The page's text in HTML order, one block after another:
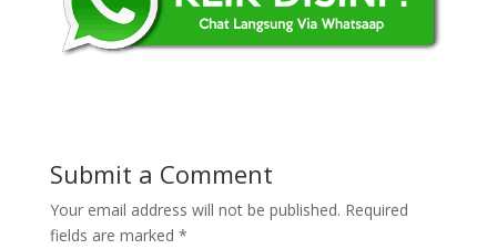
Submit a Comment
Your email address will not be published. Required
fields are marked *